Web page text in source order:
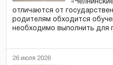
отличаются от
родителям обходится
необходимо выполнить для
26 июля 2026